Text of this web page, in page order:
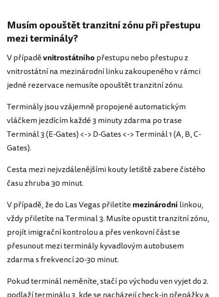
Musím opouštět tranzitní zónu při přestupu
mezi terminály?
V případěvnitrostátního přestupu nebo přestupu z
vnitrostátní na mezinárodní linku zakoupeného v rámci
jedné rezervace nemusíte opouštět tranzitní zónu.
Terminály jsou vzájemně propojené automatickým
vláčkem jezdícím každé 3 minuty zdarma po trase
Terminál 3 (E-Gates) <-> D-Gates <-> Terminál 1 (A, B, C-
Gates).
Cesta mezi nejvzdálenějšími kouty letiště zabere čistého
času zhruba 30 minut.
V případě, že do Las Vegas přiletíte mezinárodnílinkou,
vždy přiletíte na Terminal 3. Musíte opustit tranzitní zónu,
projít imigrační kontrolou a přes venkovní část se
přesunout mezi terminály kyvadlovým autobusem
zdarma s frekvencí 20-30 minut.
Pokud terminál neměníte, stačí po východu ven vyjet do 2.